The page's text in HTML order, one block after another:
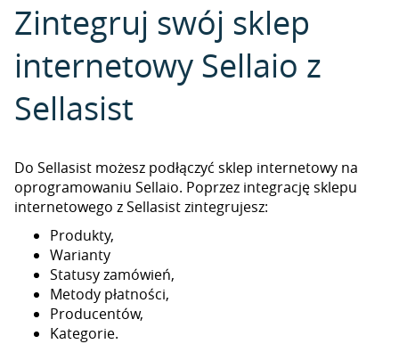
Zintegruj swój sklep
internetowy Sellaio z
Sellasist
Do Sellasist możesz podłączyć sklep internetowy na
oprogramowaniu Sellaio. Poprzez integrację sklepu
internetowego z Sellasist zintegrujesz:
Produkty,
Warianty
Statusy zamówień,
Metody płatności,
Producentów,
Kategorie.